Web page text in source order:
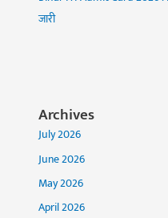
जारी
Archives
July 2026
June 2026
May 2026
April 2026